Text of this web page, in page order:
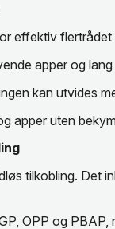
effektiv
apper og
kan utvides
apper uten
tilkobling. Det
OPP og